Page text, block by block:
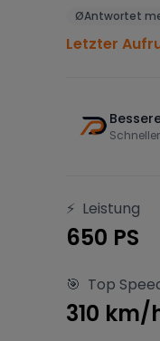
ØAntwortet
Letzter
⚡ Leistung
650 PS
🎯 Top
310 km/